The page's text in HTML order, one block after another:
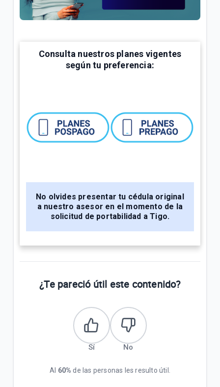
¿Cómo consultar tus consumos en Mi.Tigo? | Móvil
Full Equipo: Plan móvil ilimitado + celular en
préstamo | Móvil
Consulta nuestros planes vigentes
según tu preferencia:
No olvides presentar tu cédula original
a nuestro asesor en el momento de la
solicitud de portabilidad a Tigo.
¿Te pareció útil este contenido?
Sí No
Al 60% de las personas les resulto útil.